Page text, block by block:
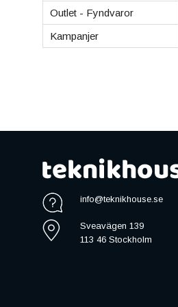
Outlet - Fyndvaror
Kampanjer
iPhone 14
I lager
info@teknikhouse.se
Sveavägen 139
113 46 Stockholm